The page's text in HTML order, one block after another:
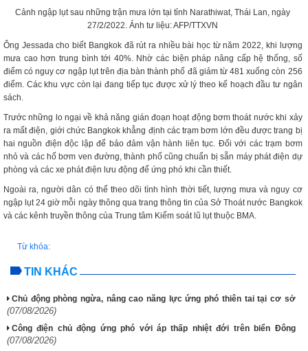
Cảnh ngập lụt sau những trận mưa lớn tại tỉnh Narathiwat, Thái Lan, ngày
27/2/2022. Ảnh tư liệu: AFP/TTXVN
Ông Jessada cho biết Bangkok đã rút ra nhiều bài học từ năm 2022, khi lượng
mưa cao hơn trung bình tới 40%. Nhờ các biện pháp nâng cấp hệ thống, số
điểm có nguy cơ ngập lụt trên địa bàn thành phố đã giảm từ 481 xuống còn 256
điểm. Các khu vực còn lại đang tiếp tục được xử lý theo kế hoạch đầu tư ngân
sách.
Trước những lo ngại về khả năng gián đoạn hoạt động bơm thoát nước khi xảy
ra mất điện, giới chức Bangkok khẳng định các trạm bơm lớn đều được trang bị
hai nguồn điện độc lập để bảo đảm vận hành liên tục. Đối với các trạm bơm
nhỏ và các hố bơm ven đường, thành phố cũng chuẩn bị sẵn máy phát điện dự
phòng và các xe phát điện lưu động để ứng phó khi cần thiết.
Ngoài ra, người dân có thể theo dõi tình hình thời tiết, lượng mưa và nguy cơ
ngập lụt 24 giờ mỗi ngày thông qua trang thông tin của Sở Thoát nước Bangkok
và các kênh truyền thông của Trung tâm Kiểm soát lũ lụt thuộc BMA.
Từ khóa:
TIN KHÁC
Chủ động phòng ngừa, nâng cao năng lực ứng phó thiên tai tại cơ sở
(07/08/2026)
Công điện chủ động ứng phó với áp thấp nhiệt đới trên biển Đông
(07/08/2026)